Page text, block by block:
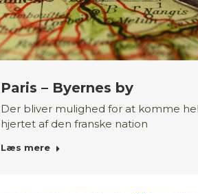
Paris – Byernes by
Der bliver mulighed for at komme
hjertet af den franske nation
Læs mere